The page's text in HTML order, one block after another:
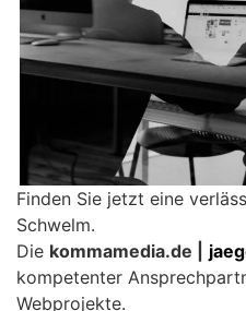
Finden Sie jetzt eine
Schwelm.
Die kommamedia.de |
kompetenter
Webprojekte.